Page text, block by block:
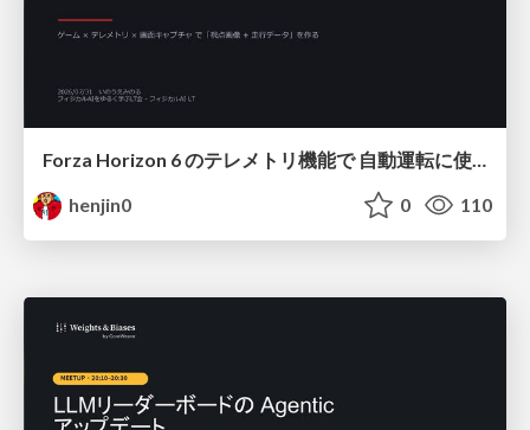
Forza Horizon 6 のテレメトリ機能で 自動運転に使えそうな学習データを集める話
henjin0
0 110